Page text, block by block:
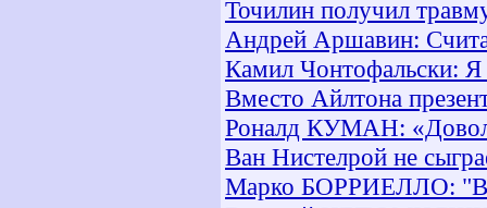
Точилин получил
Андрей Аршавин:
Камил Чонтофальски: Я
Вместо Айлтона
Роналд КУМАН:
Ван Нистелрой не
Марко БОРРИЕЛЛО: "В